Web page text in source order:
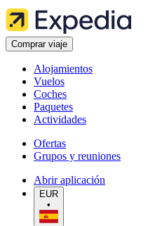
Comprar viaje
Alojamientos
Vuelos
Coches
Paquetes
Actividades
Ofertas
Grupos y reuniones
Abrir aplicación
EUR
•